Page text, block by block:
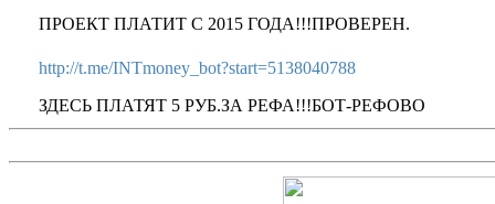
ПРОЕКТ ПЛАТИТ С 2015 ГОДА!!!ПРОВЕРЕН.
http://t.me/INTmoney_bot?start=5138040788
ЗДЕСЬ ПЛАТЯТ 5 РУБ.ЗА РЕФА!!!БОТ-РЕФОВО